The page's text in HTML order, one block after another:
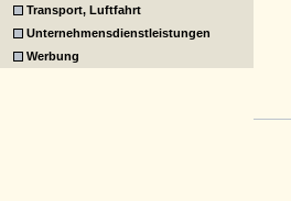
Transport, Luftfahrt
Unternehmensdienstleistungen
Werbung